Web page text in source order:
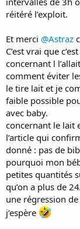
1 à cause de la
envie que ça
2 ça me fait
alors qu'à des
3 ça me renvoie
semaine et ça me
Bref je m'étale
Tu arrives à lui
Il régurgite direct
@Astraztu peux
C'est clair que là
Justement je
sont assouplis.
Ma sage femme
que la petite avait
réitéré l’exploit.
Et merci @Astraz
C’est vrai que
concernant l
comment éviter
le tire lait et je
faible possible
avec baby.
concernant le lait
l’article qui
donné : pas de
pourquoi mon
petites quantités
qu’on a plus de
une régression
j’espère